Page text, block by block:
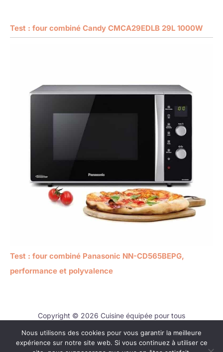
Test : four combiné Candy CMCA29EDLB 29L 1000W
Test : four combiné Panasonic NN-CD565BEPG,
performance et polyvalence
Copyright © 2026 Cuisine équipée pour tous
Contact
Mentions légales
Nous utilisons des cookies pour vous garantir la meilleure
expérience sur notre site web. Si vous continuez à utiliser ce